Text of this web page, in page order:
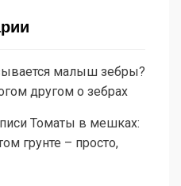
малыш зебры?
другом о зебрах
Томаты в мешках:
грунте – просто,